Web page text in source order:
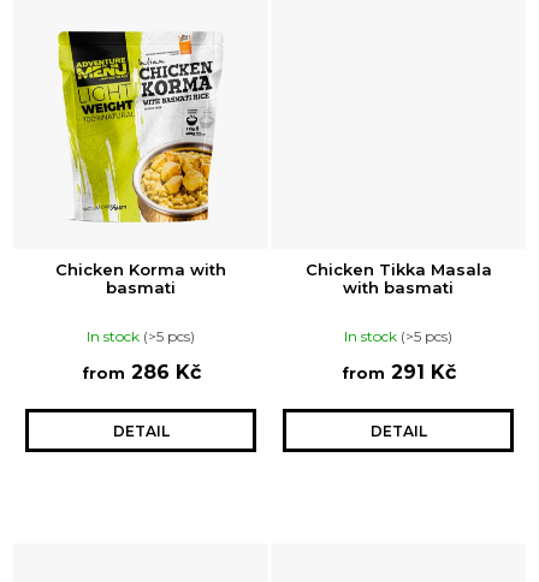
Chicken Korma with
basmati
In stock (>5 pcs)
from 286 Kč
DETAIL
Chicken Tikka Masala
with basmati
In stock (>5 pcs)
from 291 Kč
DETAIL
PENNE
BOLOŇSKOU
OMÁČKOU
285